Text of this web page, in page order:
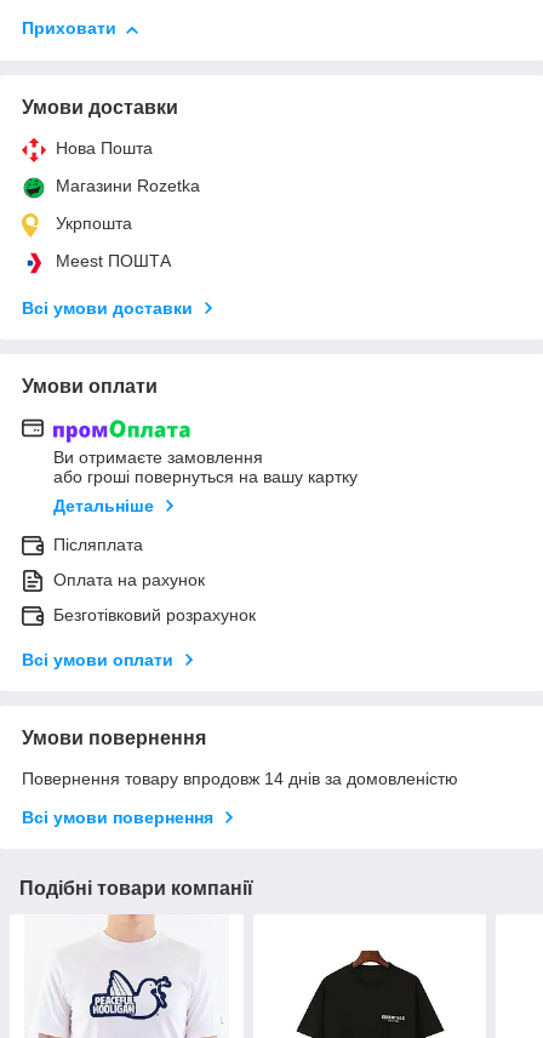
Приховати
Умови доставки
Нова Пошта
Магазини Rozetka
Укрпошта
Meest ПОШТА
Всі умови доставки
Умови оплати
Ви отримаєте замовлення
або гроші повернуться на вашу картку
Детальніше
Післяплата
Оплата на рахунок
Безготівковий розрахунок
Всі умови оплати
Умови повернення
Повернення товару впродовж 14 днів за домовленістю
Всі умови повернення
Подібні товари компанії